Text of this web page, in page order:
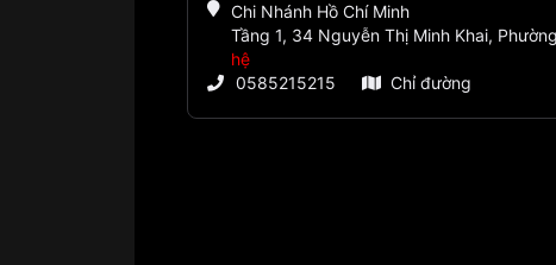
Chi Nhánh Hồ Chí Minh
Tầng 1, 34 Nguyễn Thị Minh Khai,
hệ
0585215215
Chỉ đường